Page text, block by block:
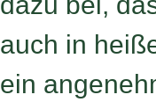
auch in
ein